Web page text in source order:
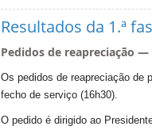
Resultados da 1.ª
Pedidos de reapreciação —
Os pedidos de reapreciação de
fecho de serviço (16h30).
O pedido é dirigido ao